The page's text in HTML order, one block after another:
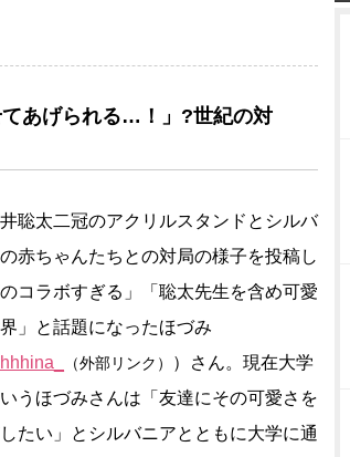
てあげられる…！」?世紀の対
聡太二冠のアクリルスタンドとシルバ
赤ちゃんたちとの対局の様子を投稿し
のコラボすぎる」「聡太先生を含め可愛
」と話題になったほづみ
（外部リンク）
）さん。現在大学
うほづみさんは「友達にその可愛さを
たい」とシルバニアとともに大学に通